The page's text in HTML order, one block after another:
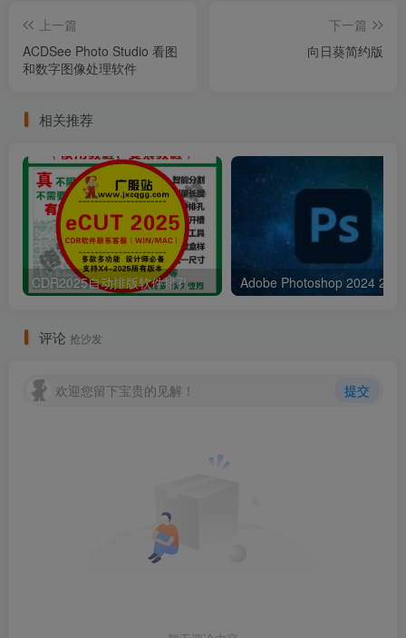
上一篇
ACDSee Photo Studio 看图
和数字图像处理软件
下一篇
向日葵简约版
相关推荐
CDR2025自动排版软件排孔插件ecut省料LED冲孔字解决提示升级问题
评论 抢沙发
欢迎您留下宝贵的见解！ 提交